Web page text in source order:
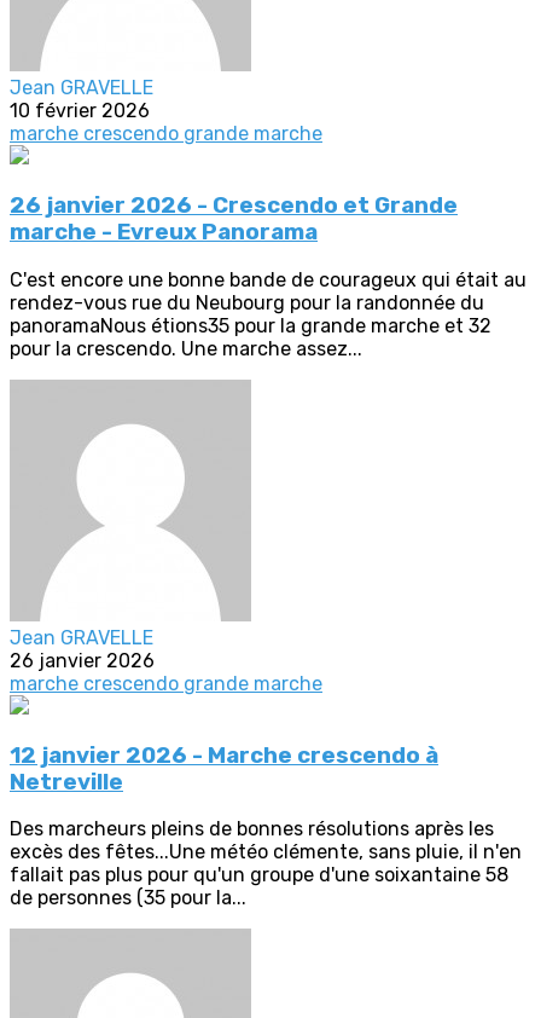
Jean GRAVELLE
10 février 2026
marche crescendo grande marche
26 janvier 2026 - Crescendo et Grande
marche - Evreux Panorama
C'est encore une bonne bande de courageux qui était au
rendez-vous rue du Neubourg pour la randonnée du
panoramaNous étions35 pour la grande marche et 32
pour la crescendo. Une marche assez...
Jean GRAVELLE
26 janvier 2026
marche crescendo grande marche
12 janvier 2026 - Marche crescendo à
Netreville
Des marcheurs pleins de bonnes résolutions après les
excès des fêtes...Une météo clémente, sans pluie, il n'en
fallait pas plus pour qu'un groupe d'une soixantaine 58
de personnes (35 pour la...